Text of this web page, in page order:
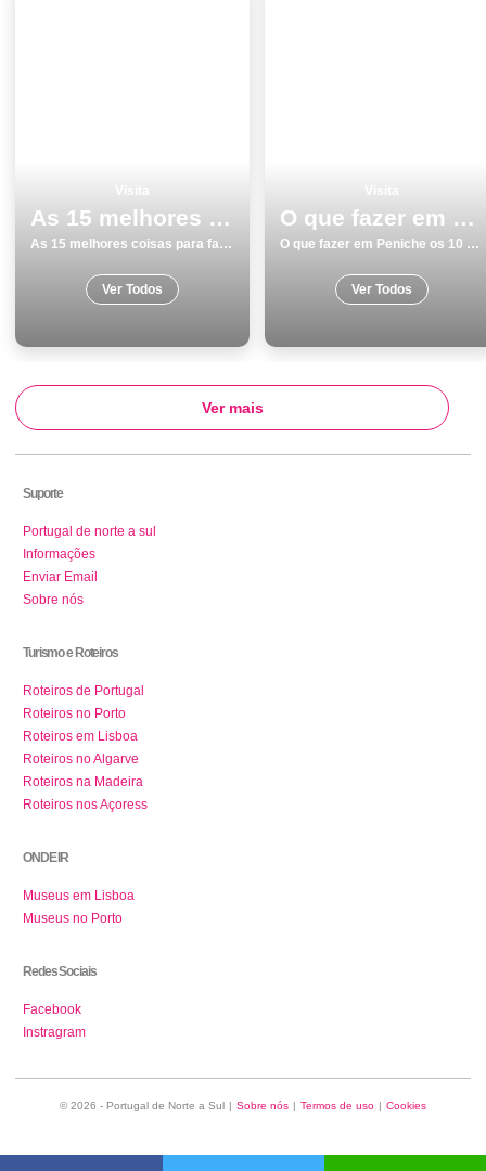
As 15 melhores coisas para fazer e visitar em Lagos
As 15 melhores coisas para fazer e visitar em Lagos
Ver Todos
O que fazer em Peniche os 10 melhores sitios para visitar
O que fazer em Peniche os 10 melhores sitios para visitar
Ver Todos
Ver mais
Suporte
Portugal de norte a sul
Informações
Enviar Email
Sobre nós
Turismo e Roteiros
Roteiros de Portugal
Roteiros no Porto
Roteiros em Lisboa
Roteiros no Algarve
Roteiros na Madeira
Roteiros nos Açoress
ONDE IR
Museus em Lisboa
Museus no Porto
Redes Sociais
Facebook
Instragram
© 2026 - Portugal de Norte a Sul | Sobre nós | Termos de uso | Cookies